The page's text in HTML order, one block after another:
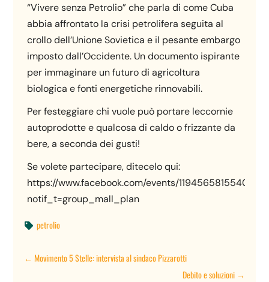
“Vivere senza Petrolio” che parla di come Cuba
abbia affrontato la crisi petrolifera seguita al
crollo dell’Unione Sovietica e il pesante embargo
imposto dall’Occidente. Un documento ispirante
per immaginare un futuro di agricoltura
biologica e fonti energetiche rinnovabili.
Per festeggiare chi vuole può portare leccornie
autoprodotte e qualcosa di caldo o frizzante da
bere, a seconda dei gusti!
Se volete partecipare, ditecelo qui:
https://www.facebook.com/events/119456581554061/?
notif_t=group_mall_plan
 petrolio
←Movimento 5 Stelle: intervista al sindaco Pizzarotti
Debito e soluzioni→